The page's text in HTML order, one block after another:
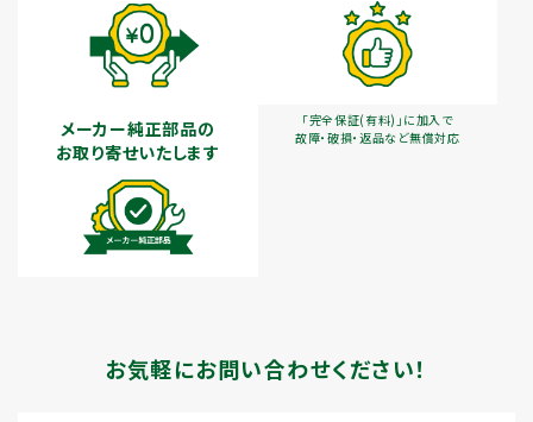
「完全保証(有料)」に加入で
故障・破損・返品など無償対応
メーカー純正部品の
お取り寄せいたします
お気軽にお問い合わせください！